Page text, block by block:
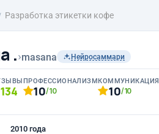
Разработка этикетки кофе
.›masana Нейросаммари
134
ПРОФЕССИОНАЛИЗМ
10/10
КОММУНИКАЦИЯ
10/10
2010 года